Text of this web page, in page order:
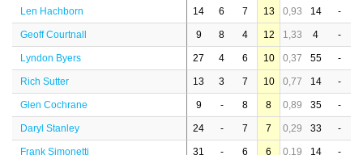
Len Hachborn 14 6 7 13 0,93 14 -
Geoff Courtnall 9 8 4 12 1,33 4 -
Lyndon Byers 27 4 6 10 0,37 55 -
Rich Sutter 13 3 7 10 0,77 14 -
Glen Cochrane 9 - 8 8 0,89 35 -
Daryl Stanley 24 - 7 7 0,29 33 -
Frank Simonetti 31 - 6 6 0,19 14 -